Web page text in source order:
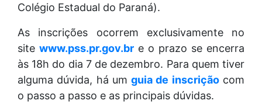
Colégio Estadual do Paraná).
As inscrições ocorrem exclusivamente no
site www.pss.pr.gov.br e o prazo se encerra
às 18h do dia 7 de dezembro. Para quem tiver
alguma dúvida, há umguia de inscriçãocom
o passo a passo e as principais dúvidas.